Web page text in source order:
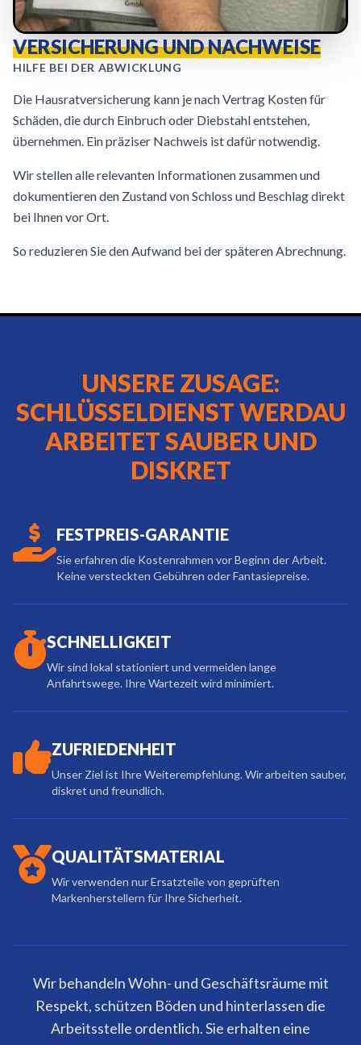
VERSICHERUNG UND NACHWEISE
HILFE BEI DER ABWICKLUNG
Die Hausratversicherung kann je nach Vertrag Kosten für
Schäden, die durch Einbruch oder Diebstahl entstehen,
übernehmen. Ein präziser Nachweis ist dafür notwendig.
Wir stellen alle relevanten Informationen zusammen und
dokumentieren den Zustand von Schloss und Beschlag direkt
bei Ihnen vor Ort.
So reduzieren Sie den Aufwand bei der späteren Abrechnung.
UNSERE ZUSAGE:
SCHLÜSSELDIENST WERDAU
ARBEITET SAUBER UND
DISKRET
FESTPREIS-GARANTIE
Sie erfahren die Kostenrahmen vor Beginn der Arbeit.
Keine versteckten Gebühren oder Fantasiepreise.
SCHNELLIGKEIT
Wir sind lokal stationiert und vermeiden lange
Anfahrtswege. Ihre Wartezeit wird minimiert.
ZUFRIEDENHEIT
Unser Ziel ist Ihre Weiterempfehlung. Wir arbeiten sauber,
diskret und freundlich.
QUALITÄTSMATERIAL
Wir verwenden nur Ersatzteile von geprüften
Markenherstellern für Ihre Sicherheit.
Wir behandeln Wohn- und Geschäftsräume mit
Respekt, schützen Böden und hinterlassen die
Arbeitsstelle ordentlich. Sie erhalten eine